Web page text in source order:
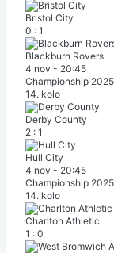
Bristol City
0 : 1
Blackburn Rovers
4 nov - 20:45
Championship
14. kolo
Derby County
2 : 1
Hull City
4 nov - 20:45
Championship
14. kolo
Charlton Athletic
1 : 0